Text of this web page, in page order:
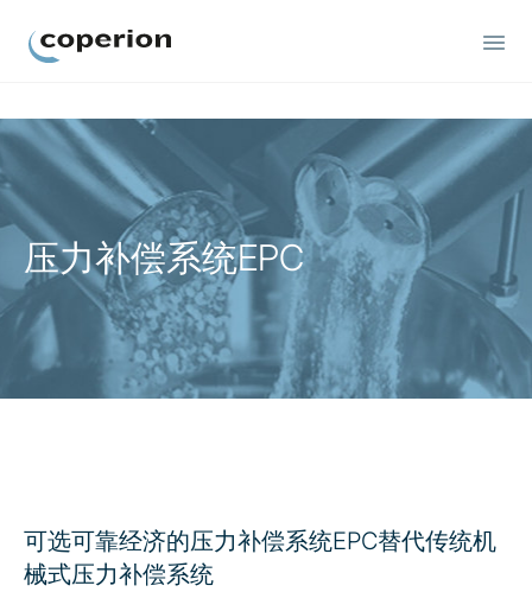
压力补偿系统EPC
可选可靠经济的压力补偿系统EPC替代传统机
械式压力补偿系统